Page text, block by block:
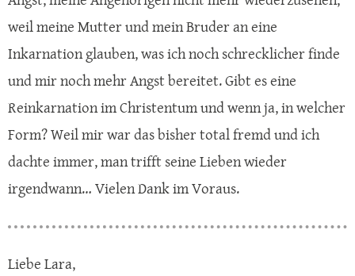
weil meine Mutter und mein Bruder an eine
Inkarnation glauben, was ich noch schrecklicher finde
und mir noch mehr Angst bereitet. Gibt es eine
Reinkarnation im Christentum und wenn ja, in welcher
Form? Weil mir war das bisher total fremd und ich
dachte immer, man trifft seine Lieben wieder
irgendwann… Vielen Dank im Voraus.
Liebe Lara,